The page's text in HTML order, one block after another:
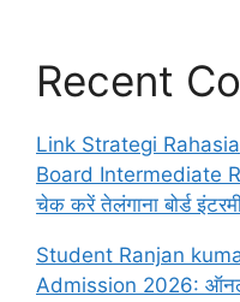
Recent
Link Strategi Rahasia
Board Intermediate
चेक करें तेलंगाना बोर्ड
Student Ranjan
Admission 2026: